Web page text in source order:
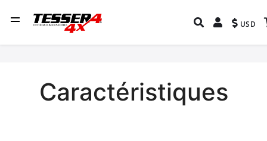
USD
Caractéristiques